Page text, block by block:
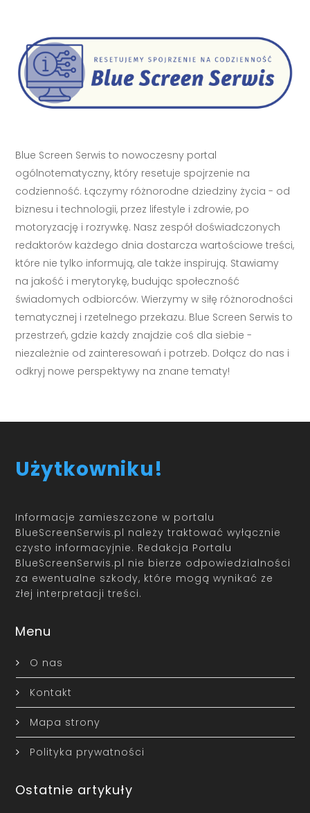
Blue Screen Serwis to nowoczesny portal
ogólnotematyczny, który resetuje spojrzenie na
codzienność. Łączymy różnorodne dziedziny życia - od
biznesu i technologii, przez lifestyle i zdrowie, po
motoryzację i rozrywkę. Nasz zespół doświadczonych
redaktorów każdego dnia dostarcza wartościowe treści,
które nie tylko informują, ale także inspirują. Stawiamy
na jakość i merytorykę, budując społeczność
świadomych odbiorców. Wierzymy w siłę różnorodności
tematycznej i rzetelnego przekazu. Blue Screen Serwis to
przestrzeń, gdzie każdy znajdzie coś dla siebie -
niezależnie od zainteresowań i potrzeb. Dołącz do nas i
odkryj nowe perspektywy na znane tematy!
Użytkowniku!
Informacje zamieszczone w portalu
BlueScreenSerwis.pl należy traktować wyłącznie
czysto informacyjnie. Redakcja Portalu
BlueScreenSerwis.pl nie bierze odpowiedzialności
za ewentualne szkody, które mogą wynikać ze
złej interpretacji treści.
Menu
O nas
Kontakt
Mapa strony
Polityka prywatności
Ostatnie artykuły